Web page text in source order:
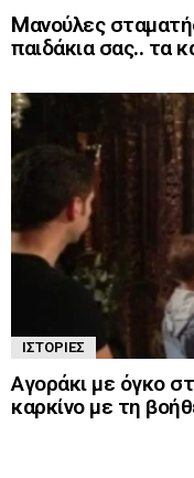
Mανούλες
παιδάκια σας.. τα
ΙΣΤΟΡΊΕΣ
Αγοράκι με όγκο
καρκίνο με τη